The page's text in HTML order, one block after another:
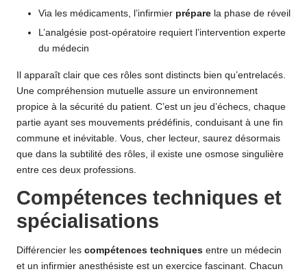
Via les médicaments, l’infirmier prépare la phase de réveil
L’analgésie post-opératoire requiert l’intervention experte
du médecin
Il apparaît clair que ces rôles sont distincts bien qu’entrelacés.
Une compréhension mutuelle assure un environnement
propice à la sécurité du patient. C’est un jeu d’échecs, chaque
partie ayant ses mouvements prédéfinis, conduisant à une fin
commune et inévitable. Vous, cher lecteur, saurez désormais
que dans la subtilité des rôles, il existe une osmose singulière
entre ces deux professions.
Compétences techniques et
spécialisations
Différencier les compétences techniques entre un médecin
et un infirmier anesthésiste est un exercice fascinant. Chacun